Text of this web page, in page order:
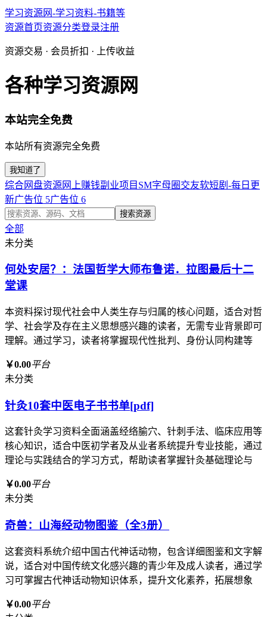
学习资源网-学习资料-书籍等
资源首页资源分类登录注册
资源交易 · 会员折扣 · 上传收益
各种学习资源网
本站完全免费
本站所有资源完全免费
我知道了
综合网盘资源 网上赚钱副业项目 SM字母圈交友软短剧-每日更
新广告位 5广告位 6
搜索资源
全部
未分类
何处安居？：法国哲学大师布鲁诺．拉图最后十二
堂课
本资料探讨现代社会中人类生存与归属的核心问题，适合对哲
学、社会学及存在主义思想感兴趣的读者，无需专业背景即可
理解。通过学习，读者将掌握现代性批判、身份认同构建等
￥0.00平台
未分类
针灸10套中医电子书书单[pdf]
这套针灸学习资料全面涵盖经络腧穴、针刺手法、临床应用等
核心知识，适合中医初学者及从业者系统提升专业技能，通过
理论与实践结合的学习方式，帮助读者掌握针灸基础理论与
￥0.00平台
未分类
奇兽：山海经动物图鉴（全3册）
这套资料系统介绍中国古代神话动物，包含详细图鉴和文字解
说，适合对中国传统文化感兴趣的青少年及成人读者，通过学
习可掌握古代神话动物知识体系，提升文化素养，拓展想象
￥0.00平台